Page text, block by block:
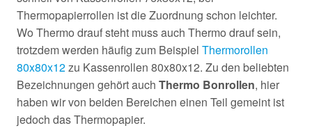
Thermopapierrollen ist die Zuordnung schon leichter.
Wo Thermo drauf steht muss auch Thermo drauf sein,
trotzdem werden häufig zum Beispiel Thermorollen
80x80x12zu Kassenrollen 80x80x12. Zu den beliebten
Bezeichnungen gehört auch Thermo Bonrollen, hier
haben wir von beiden Bereichen einen Teil gemeint ist
jedoch das Thermopapier.